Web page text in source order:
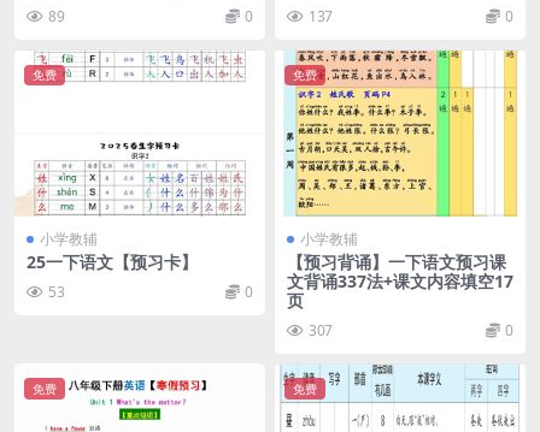
89 0 137 0
免费
小学教辅
25一下语文【预习卡】
53 0
免费
小学教辅
【预习背诵】一下语文预习课
文背诵337法+课文内容填空17
页
307 0
免费 免费